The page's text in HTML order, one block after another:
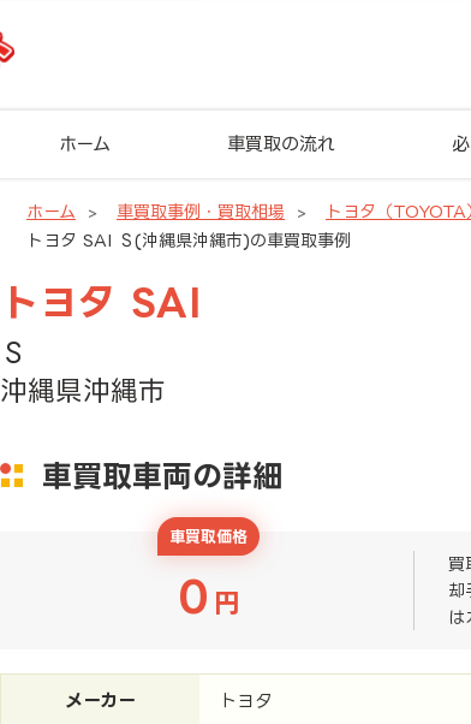
ホーム 車買取の流れ
ホーム 車買取事例・買取相場 トヨタ（
トヨタ SAI Ｓ(沖縄県沖縄市)の車買取事例
トヨタ SAI
Ｓ
沖縄県沖縄市
車買取車両の詳細
車買取価格
0 円
買
却
は
メーカー トヨタ